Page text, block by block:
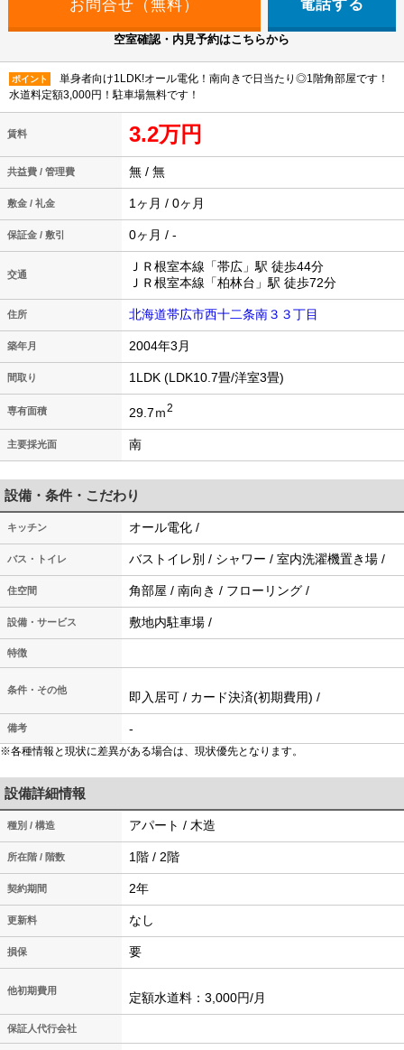
電話する
空室確認・内見予約はこちらから
ポイント
単身者向け1LDK!オール電化！南向きで日当たり◎1階角部屋です！
水道料定額3,000円！駐車場無料です！
賃料 3.2万円
共益費 / 管理費 無 / 無
敷金 / 礼金 1ヶ月 / 0ヶ月
保証金 / 敷引 0ヶ月 / -
交通
ＪＲ根室本線「帯広」駅 徒歩44分
ＪＲ根室本線「柏林台」駅 徒歩72分
住所 北海道帯広市西十二条南３３丁目
築年月 2004年3月
間取り 1LDK (LDK10.7畳/洋室3畳)
専有面積 29.7ｍ2
主要採光面 南
設備・条件・こだわり
キッチン オール電化 /
バス・トイレ バストイレ別 / シャワー / 室内洗濯機置き場 /
住空間 角部屋 / 南向き / フローリング /
設備・サービス 敷地内駐車場 /
特徴
条件・その他 即入居可 / カード決済(初期費用) /
備考 -
※各種情報と現状に差異がある場合は、現状優先となります。
設備詳細情報
種別 / 構造 アパート / 木造
所在階 / 階数 1階 / 2階
契約期間 2年
更新料 なし
損保 要
他初期費用 定額水道料：3,000円/月
保証人代行会社